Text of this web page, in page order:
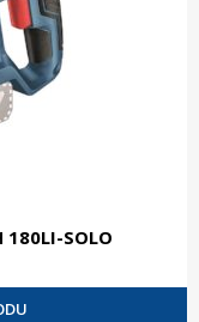
180LI-SOLO